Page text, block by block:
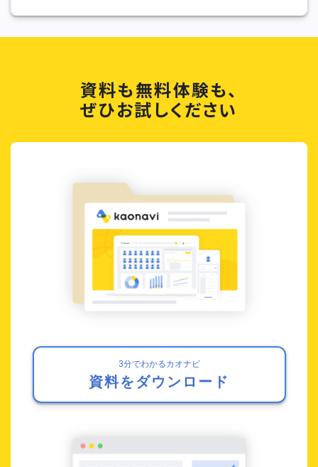
資料も無料体験も、
ぜひお試しください
3分でわかるカオナビ
資料をダウンロード